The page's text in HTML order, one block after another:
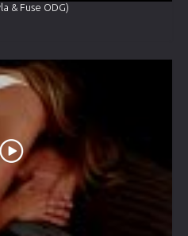
& Fuse ODG)